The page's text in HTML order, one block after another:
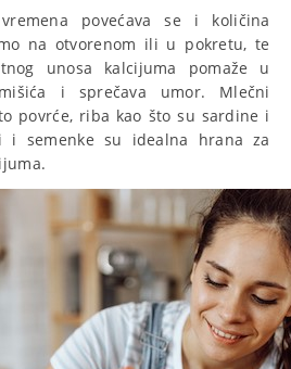
povećava se i količina
na otvorenom ili u pokretu, te
unosa kalcijuma pomaže u
i sprečava umor. Mlečni
povrće, riba kao što su sardine i
i semenke su idealna hrana za